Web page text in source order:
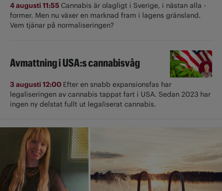
4 augusti 11:55 Cannabis är olagligt i ­Sverige, i nästan alla ­
former. Men nu växer en marknad fram i lagens gränsland.
Vem tjänar på normaliseringen?
Avmattning i USA:s cannabisvåg
3 augusti 12:00 Efter en snabb expansionsfas har
legaliseringen av cannabis tappat fart i USA. Sedan 2023 har
ingen ny delstat fullt ut ­legaliserat cannabis.